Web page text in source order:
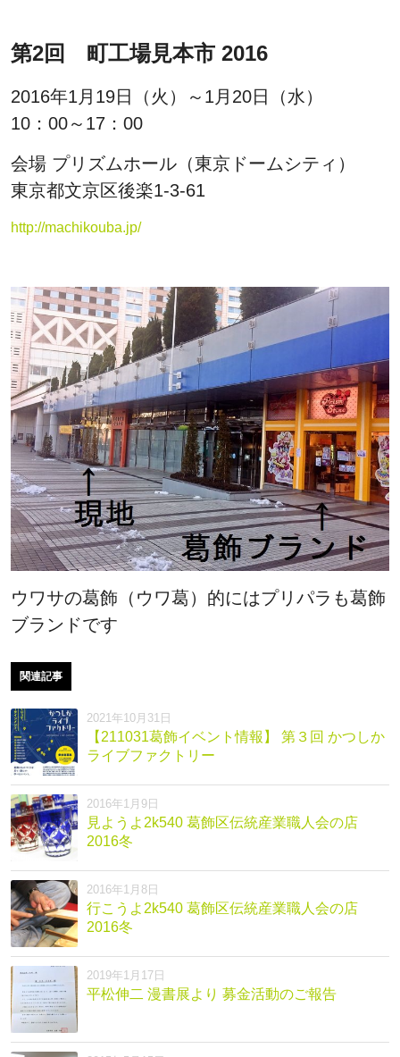
第2回 町工場見本市 2016
2016年1月19日（火）～1月20日（水）
10：00～17：00
会場 プリズムホール（東京ドームシティ）
東京都文京区後楽1-3-61
http://machikouba.jp/
ウワサの葛飾（ウワ葛）的にはプリパラも葛飾
ブランドです
関連記事
2021年10月31日
【211031葛飾イベント情報】 第３回 かつしか
ライブファクトリー
2016年1月9日
見ようよ2k540 葛飾区伝統産業職人会の店
2016冬
2016年1月8日
行こうよ2k540 葛飾区伝統産業職人会の店
2016冬
2019年1月17日
平松伸二 漫書展より 募金活動のご報告